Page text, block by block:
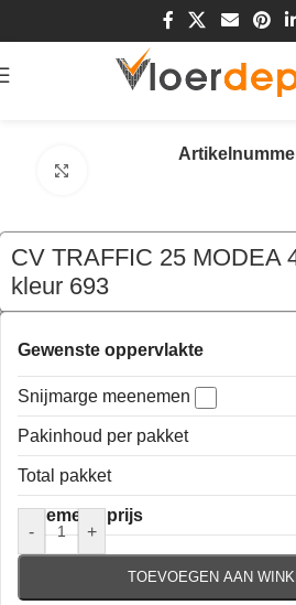
/Vloeren/Vinyl/cv
CV TRAFFIC 25 MODEA
kleur 693
Gewenste oppervlakte
Snijmarge meenemen
Pakinhoud per pakket
Total pakket
Algemene prijs
-
+
TOEVOEGEN AAN